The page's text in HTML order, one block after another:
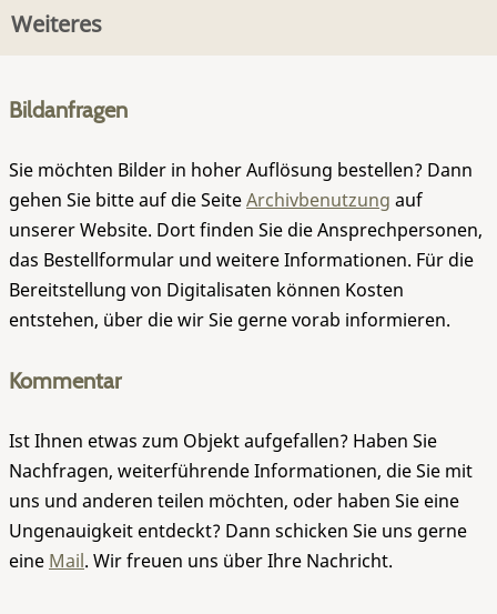
Weiteres
Bildanfragen
Sie möchten Bilder in hoher Auflösung bestellen? Dann
gehen Sie bitte auf die SeiteArchivbenutzung auf
unserer Website. Dort finden Sie die Ansprechpersonen,
das Bestellformular und weitere Informationen. Für die
Bereitstellung von Digitalisaten können Kosten
entstehen, über die wir Sie gerne vorab informieren.
Kommentar
Ist Ihnen etwas zum Objekt aufgefallen? Haben Sie
Nachfragen, weiterführende Informationen, die Sie mit
uns und anderen teilen möchten, oder haben Sie eine
Ungenauigkeit entdeckt? Dann schicken Sie uns gerne
eine Mail. Wir freuen uns über Ihre Nachricht.